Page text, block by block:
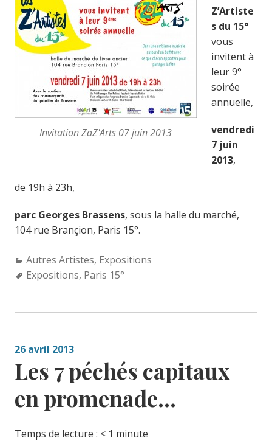
Invitation ZaZ'Arts 07 juin 2013
Z’Artiste
s du 15°
vous
invitent à
leur 9°
soirée
annuelle,
vendredi
7 juin
2013,
de 19h à 23h,
parc Georges Brassens, sous la halle du marché,
104 rue Brançion, Paris 15°.
Categories:
Autres Artistes, Expositions
Tags:
Expositions, Paris 15°
26 avril 2013
Les 7 péchés capitaux
en promenade…
Temps de lecture : < 1 minute